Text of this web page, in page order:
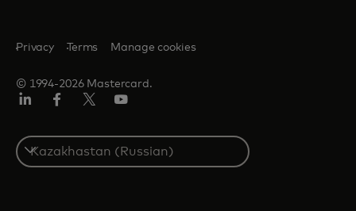
© 1994-2026 Mastercard.
Privacy Terms Manage cookies
Select
a
country